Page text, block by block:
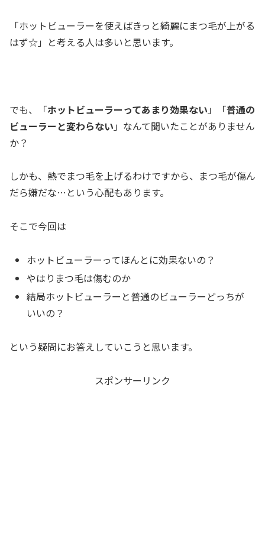
「ホットビューラーを使えばきっと綺麗にまつ毛が上がる
はず☆」と考える人は多いと思います。
でも、「ホットビューラーってあまり効果ない 」「普通の
ビューラーと変わらない 」なんて聞いたことがありません
か？
しかも、熱でまつ毛を上げるわけですから、まつ毛が傷ん
だら嫌だな…という心配もあります。
そこで今回は
ホットビューラーってほんとに効果ないの？
やはりまつ毛は傷むのか
結局ホットビューラーと普通のビューラーどっちが
いいの？
という疑問にお答えしていこうと思います。
スポンサーリンク